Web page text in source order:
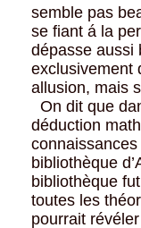
semble pas
se fiant á la
dépasse aussi
exclusivement
allusion, mais
On dit que
déduction
bibliothèque
bibliothèque
toutes les
pourrait